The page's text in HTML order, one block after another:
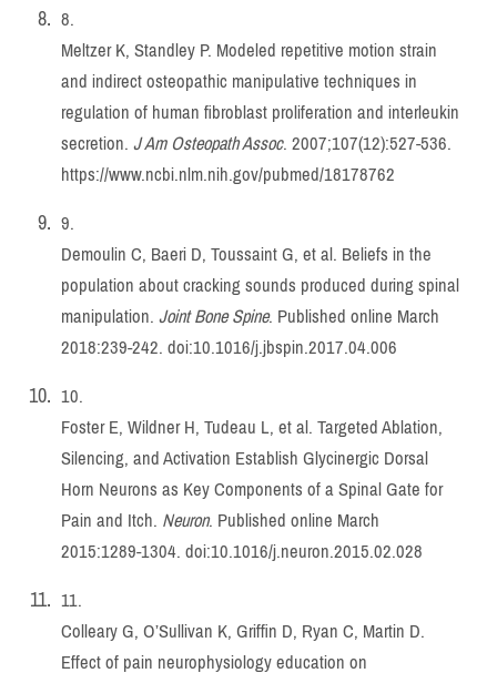
8.
Meltzer K, Standley P. Modeled repetitive motion strain
and indirect osteopathic manipulative techniques in
regulation of human fibroblast proliferation and interleukin
secretion.J Am Osteopath Assoc. 2007;107(12):527-536.
https://www.ncbi.nlm.nih.gov/pubmed/18178762
9.
Demoulin C, Baeri D, Toussaint G, et al. Beliefs in the
population about cracking sounds produced during spinal
manipulation.Joint Bone Spine. Published online March
2018:239-242. doi:10.1016/j.jbspin.2017.04.006
10.
Foster E, Wildner H, Tudeau L, et al. Targeted Ablation,
Silencing, and Activation Establish Glycinergic Dorsal
Horn Neurons as Key Components of a Spinal Gate for
Pain and Itch.Neuron. Published online March
2015:1289-1304. doi:10.1016/j.neuron.2015.02.028
11.
Colleary G, O’Sullivan K, Griffin D, Ryan C, Martin D.
Effect of pain neurophysiology education on